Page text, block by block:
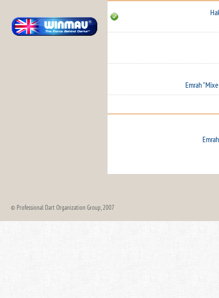
Emrah
© Professional Dart Organization Group, 2007